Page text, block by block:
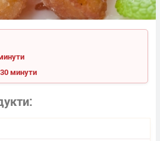
30 минути